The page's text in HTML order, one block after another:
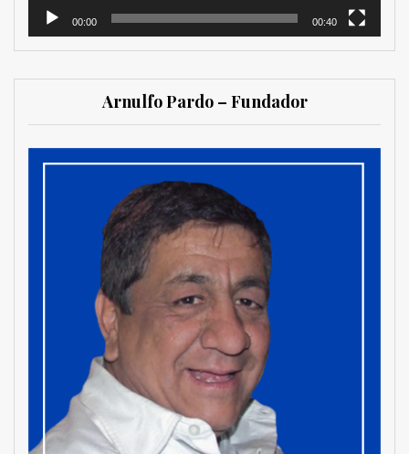
00:00 00:40
Arnulfo Pardo – Fundador